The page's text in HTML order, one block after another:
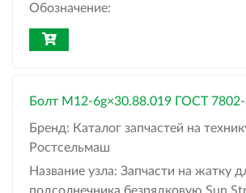
Обозначение:
Болт M12-6g×30.88.019 ГОСТ
Бренд: Каталог запчастей на
Ростсельмаш
Название узла: Запчасти на жатку